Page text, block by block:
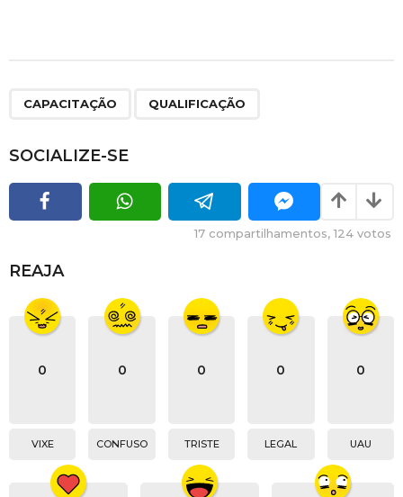
CAPACITAÇÃO QUALIFICAÇÃO
SOCIALIZE-SE
17 compartilhamentos,124 votos
REAJA
0
VIXE
0
CONFUSO
0
TRISTE
0
LEGAL
0
UAU